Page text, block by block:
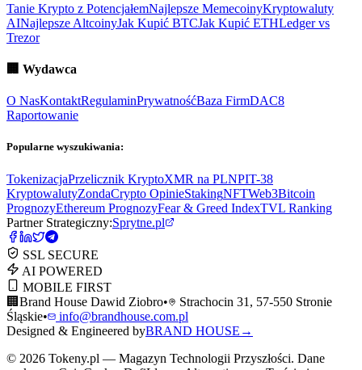
Tanie Krypto z PotencjałemNajlepsze MemecoinyKryptowaluty
AINajlepsze AltcoinyJak Kupić BTCJak Kupić ETHLedger vs
Trezor
🏢 Wydawca
O NasKontaktRegulaminPrywatnośćBaza FirmDAC8
Raportowanie
Popularne wyszukiwania:
TokenizacjaPrzelicznik KryptoXMR na PLNPIT-38
KryptowalutyZondaCrypto OpinieStakingNFTWeb3Bitcoin
PrognozyEthereum PrognozyFear & Greed IndexTVL Ranking
Partner Strategiczny:Sprytne.pl
SSL SECURE
AI POWERED
MOBILE FIRST
🏢 Brand House Dawid Ziobro•
Strachocin 31, 57-550 Stronie
Śląskie•
info@brandhouse.com.pl
Designed & Engineered byBRAND HOUSE →
© 2026 Tokeny.pl — Magazyn Technologii Przyszłości. Dane